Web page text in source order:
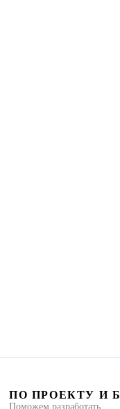
ПО ПРОЕКТУ И
Поможем разработать